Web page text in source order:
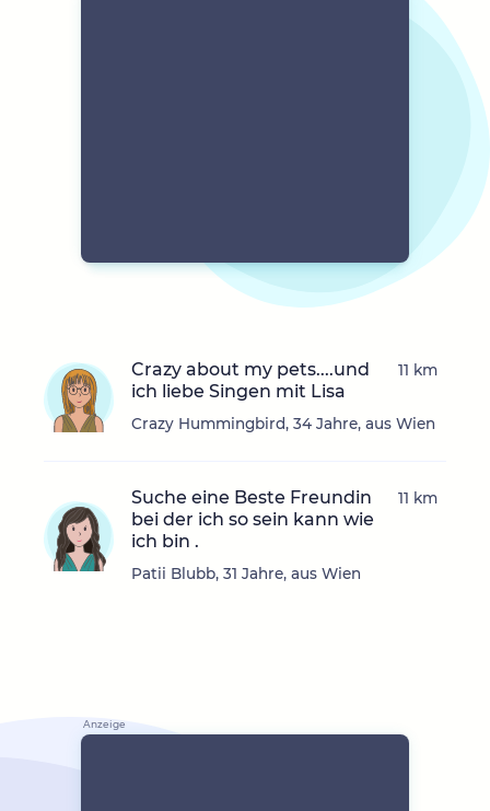
Crazy about my pets....und
ich liebe Singen mit Lisa
Crazy Hummingbird, 34 Jahre, aus Wien
11 km
Suche eine Beste Freundin
bei der ich so sein kann wie
ich bin .
Patii Blubb, 31 Jahre, aus Wien
11 km